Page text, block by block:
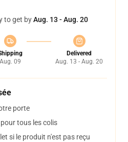
to get byAug. 13 - Aug. 20
Aug. 09
Delivered
Aug. 13 - Aug. 20
porte
tous les colis
si le produit n'est pas reçu